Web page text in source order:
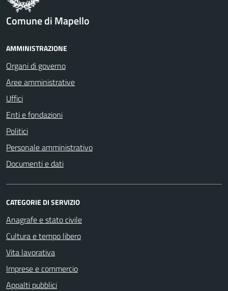
Comune di Mapello
AMMINISTRAZIONE
Organi di governo
Aree amministrative
Uffici
Enti e fondazioni
Politici
Personale amministrativo
Documenti e dati
CATEGORIE DI SERVIZIO
Anagrafe e stato civile
Cultura e tempo libero
Vita lavorativa
Imprese e commercio
Appalti pubblici